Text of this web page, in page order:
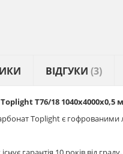
ВІДГУКИ (3)
T76/18 1040х4000х0,5
Toplight є гофрованими